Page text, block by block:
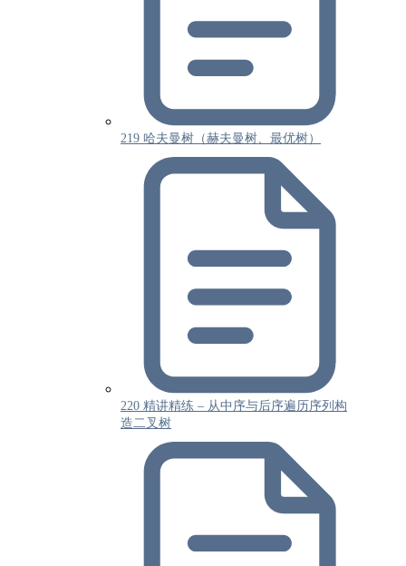
219 哈夫曼树（赫夫曼树、最优树）
220 精讲精练 – 从中序与后序遍历序列构
造二叉树